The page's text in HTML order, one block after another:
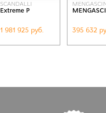
SCANDALLI
Extreme P
1 981 925 руб. 395 632